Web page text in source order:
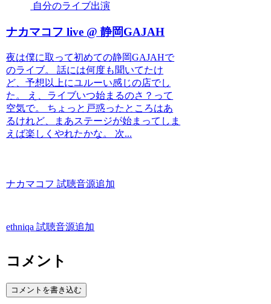
自分のライブ出演
ナカマコフ live @ 静岡GAJAH
夜は僕に取って初めての静岡GAJAHで
のライブ。 話には何度も聞いてたけ
ど、予想以上にユルーい感じの店でし
た。 え、ライブいつ始まるのさ？って
空気で。 ちょっと戸惑ったところはあ
るけれど、まあステージが始まってしま
えば楽しくやれたかな。 次...
ナカマコフ 試聴音源追加
ethniqa 試聴音源追加
コメント
コメントを書き込む